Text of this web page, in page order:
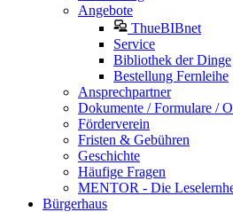
Angebote
ThueBIBnet
Service
Bibliothek der Dinge
Bestellung Fernleihe
Ansprechpartner
Dokumente / Formulare /
Förderverein
Fristen & Gebühren
Geschichte
Häufige Fragen
MENTOR - Die
Bürgerhaus